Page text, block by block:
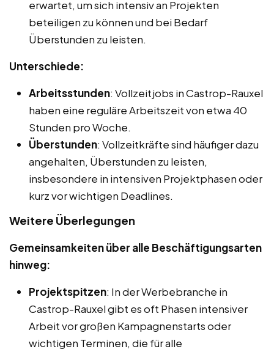
erwartet, um sich intensiv an Projekten
beteiligen zu können und bei Bedarf
Überstunden zu leisten.
Unterschiede:
Arbeitsstunden: Vollzeitjobs in Castrop-Rauxel
haben eine reguläre Arbeitszeit von etwa 40
Stunden pro Woche.
Überstunden: Vollzeitkräfte sind häufiger dazu
angehalten, Überstunden zu leisten,
insbesondere in intensiven Projektphasen oder
kurz vor wichtigen Deadlines.
Weitere Überlegungen
Gemeinsamkeiten über alle Beschäftigungsarten
hinweg:
Projektspitzen: In der Werbebranche in
Castrop-Rauxel gibt es oft Phasen intensiver
Arbeit vor großen Kampagnenstarts oder
wichtigen Terminen, die für alle